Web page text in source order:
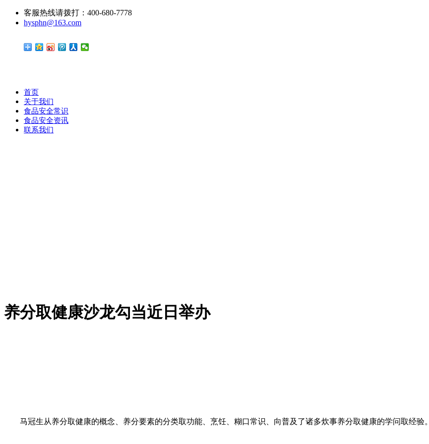
客服热线请拨打：400-680-7778
hysphn@163.com
首页
关于我们
食品安全常识
食品安全资讯
联系我们
养分取健康沙龙勾当近日举办
马冠生从养分取健康的概念、养分要素的分类取功能、烹饪、糊口常识、向普及了诸多炊事养分取健康的学问取经验。